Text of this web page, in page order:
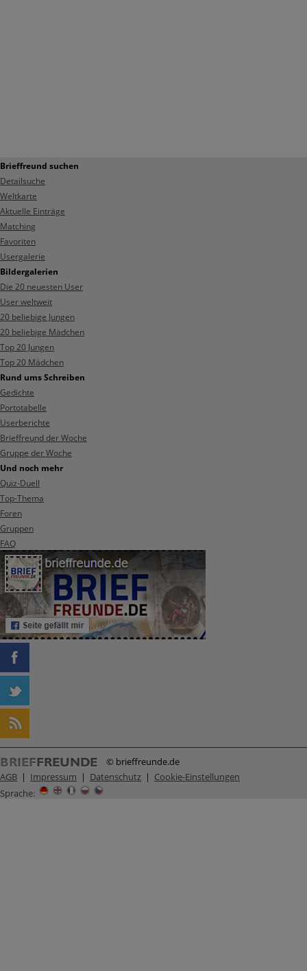
Brieffreund suchen
Detailsuche
Weltkarte
Aktuelle Einträge
Matching
Favoriten
Usergalerie
Bildergalerien
Die 20 neuesten User
User weltweit
20 beliebige Jungen
20 beliebige Mädchen
Top 20 Jungen
Top 20 Mädchen
Rund ums Schreiben
Gedichte
Portotabelle
Userberichte
Brieffreund der Woche
Gruppe der Woche
Und noch mehr
Quiz-Duell
Top-Thema
Foren
Gruppen
FAQ
© brieffreunde.de
AGB | Impressum | Datenschutz | Cookie-Einstellungen
Sprache: